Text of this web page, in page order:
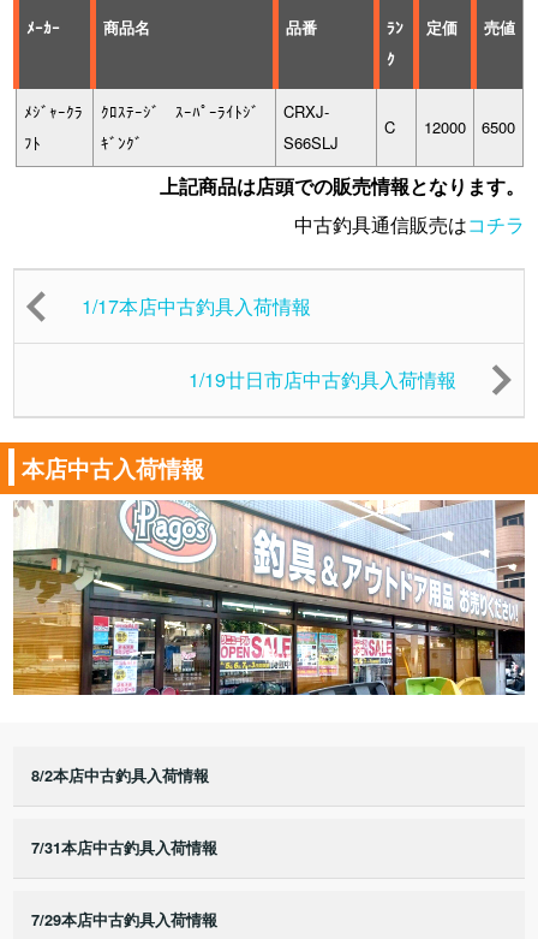
ﾒｰｶｰ 商品名 品番
ﾗﾝ
ｸ
定価 売値
ﾒｼﾞｬｰｸﾗ
ﾌﾄ
ｸﾛｽﾃｰｼﾞ ｽｰﾊﾟｰﾗｲﾄｼﾞ
ｷﾞﾝｸﾞ
CRXJ-
S66SLJ
C 12000 6500
上記商品は店頭での販売情報となります。
中古釣具通信販売はコチラ
1/17本店中古釣具入荷情報
1/19廿日市店中古釣具入荷情報
本店中古入荷情報
8/2本店中古釣具入荷情報
7/31本店中古釣具入荷情報
7/29本店中古釣具入荷情報